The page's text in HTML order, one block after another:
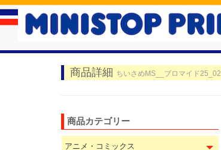
商品詳細 ちいさめMS__ブロマイド25_02
商品カテゴリー
アニメ・コミックス